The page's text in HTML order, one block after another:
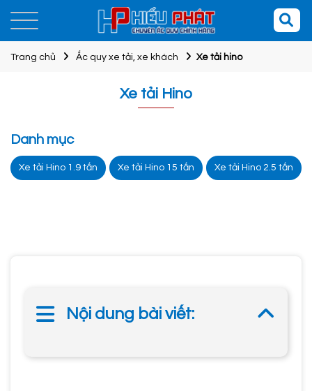
Trang chủ Ắc quy xe tải, xe khách Xe tải hino
Xe tải Hino
Danh mục
Xe tải Hino 1.9 tấn Xe tải Hino 15 tấn Xe tải Hino 2.5 tấn
Nội dung bài viết: